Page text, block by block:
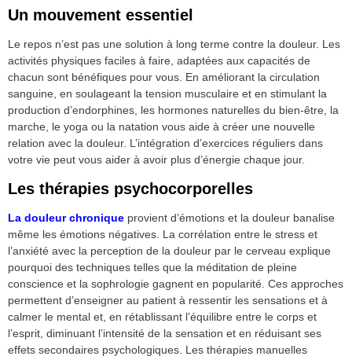
Un mouvement essentiel
Le repos n’est pas une solution à long terme contre la douleur. Les
activités physiques faciles à faire, adaptées aux capacités de
chacun sont bénéfiques pour vous. En améliorant la circulation
sanguine, en soulageant la tension musculaire et en stimulant la
production d’endorphines, les hormones naturelles du bien-être, la
marche, le yoga ou la natation vous aide à créer une nouvelle
relation avec la douleur. L’intégration d’exercices réguliers dans
votre vie peut vous aider à avoir plus d’énergie chaque jour.
Les thérapies psychocorporelles
La douleur chronique provient d’émotions et la douleur banalise
même les émotions négatives. La corrélation entre le stress et
l’anxiété avec la perception de la douleur par le cerveau explique
pourquoi des techniques telles que la méditation de pleine
conscience et la sophrologie gagnent en popularité. Ces approches
permettent d’enseigner au patient à ressentir les sensations et à
calmer le mental et, en rétablissant l’équilibre entre le corps et
l’esprit, diminuant l’intensité de la sensation et en réduisant ses
effets secondaires psychologiques. Les thérapies manuelles